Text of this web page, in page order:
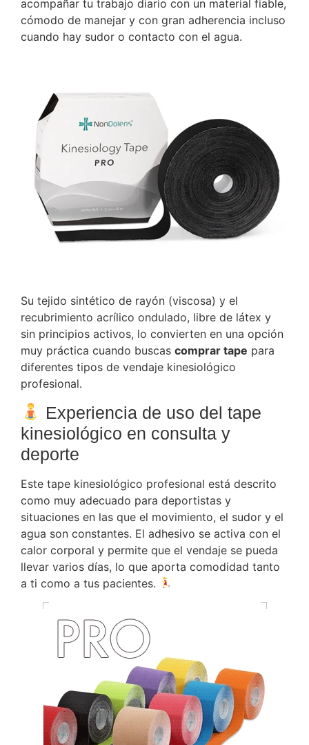
acompañar tu trabajo diario con un material fiable,
cómodo de manejar y con gran adherencia incluso
cuando hay sudor o contacto con el agua.
Su tejido sintético de rayón (viscosa) y el
recubrimiento acrílico ondulado, libre de látex y
sin principios activos, lo convierten en una opción
muy práctica cuando buscas comprar tape para
diferentes tipos de vendaje kinesiológico
profesional.
Experiencia de uso del tape
kinesiológico en consulta y
deporte
Este tape kinesiológico profesional está descrito
como muy adecuado para deportistas y
situaciones en las que el movimiento, el sudor y el
agua son constantes. El adhesivo se activa con el
calor corporal y permite que el vendaje se pueda
llevar varios días, lo que aporta comodidad tanto
a ti como a tus pacientes.